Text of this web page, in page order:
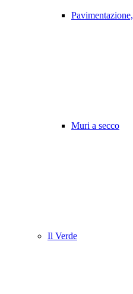
Muri a secco
Il Verde